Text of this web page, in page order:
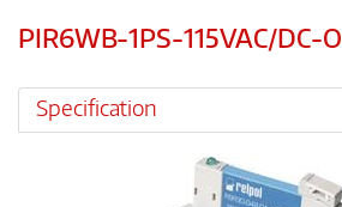
PIR6WB-1PS-115VAC/DC-O
Specification